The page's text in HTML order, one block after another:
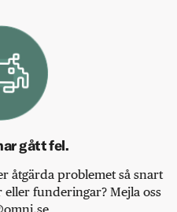
gått fel.
åtgärda problemet så snart
funderingar? Mejla oss